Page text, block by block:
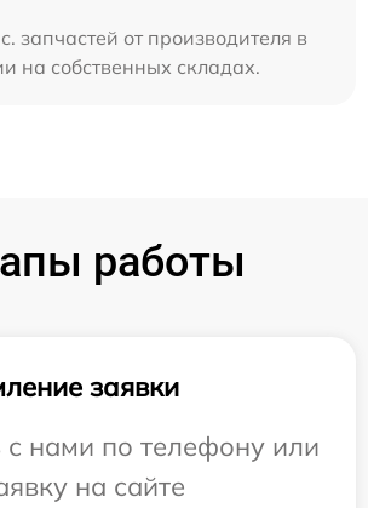
запчастей от производителя в
на собственных складах.
работы
заявки
с нами по телефону или
на сайте